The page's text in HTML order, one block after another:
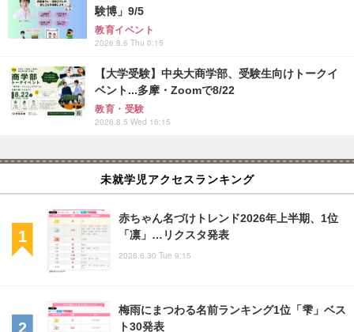
験博」9/5
教育イベント
2026.8.6 Thu 0:15
【大学受験】中央大商学部、受験生向けトークイ
ベント...多摩・Zoomで8/22
教育・受験
2026.8.5 Wed 16:15
未就学児アクセスランキング
赤ちゃん名づけトレンド2026年上半期、1位
「凛」…リクスタ発表
2026.6.30 Tue 9:15
梅雨にまつわる名前ランキング1位「雫」ベス
ト30発表